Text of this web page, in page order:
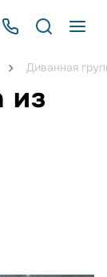
Диванная
из